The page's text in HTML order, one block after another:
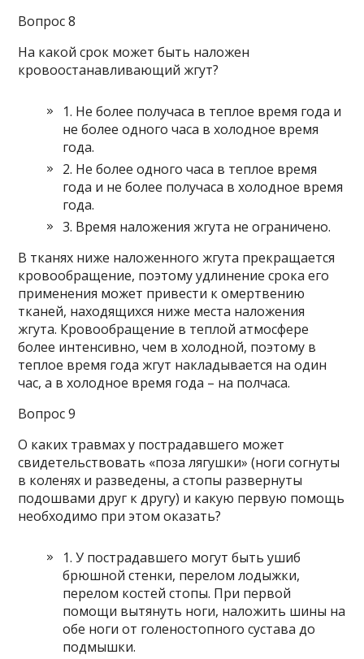
Вопрос 8
На какой срок может быть наложен
кровоостанавливающий жгут?
1. Не более получаса в теплое время года и
не более одного часа в холодное время
года.
2. Не более одного часа в теплое время
года и не более получаса в холодное время
года.
3. Время наложения жгута не ограничено.
В тканях ниже наложенного жгута прекращается
кровообращение, поэтому удлинение срока его
применения может привести к омертвению
тканей, находящихся ниже места наложения
жгута. Кровообращение в теплой атмосфере
более интенсивно, чем в холодной, поэтому в
теплое время года жгут накладывается на один
час, а в холодное время года – на полчаса.
Вопрос 9
О каких травмах у пострадавшего может
свидетельствовать «поза лягушки» (ноги согнуты
в коленях и разведены, а стопы развернуты
подошвами друг к другу) и какую первую помощь
необходимо при этом оказать?
1. У пострадавшего могут быть ушиб
брюшной стенки, перелом лодыжки,
перелом костей стопы. При первой
помощи вытянуть ноги, наложить шины на
обе ноги от голеностопного сустава до
подмышки.